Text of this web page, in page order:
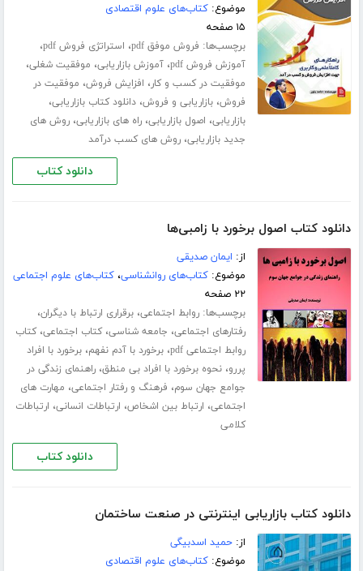
موضوع:کتاب‌های علوم اقتصادی
۱۵ صفحه
برچسب‌ها: فروش موفق pdf ، استراتژی فروش pdf ،
آموزش فروش pdf ،آموزش بازاریابی، موفقیت شغلی،
موفقیت در کسب و کار، افزایش فروش، موفقیت در
فروش،بازاریابی و فروش،دانلود کتاب بازاریابی،
بازاریابی، اصول بازاریابی،راه های بازاریابی،روش های
جدید بازاریابی،روش های کسب درآمد
دانلود کتاب
دانلود کتاب اصول برخورد با زامبی‌ها
از: ایمان صدیقی
موضوع:کتاب‌های روانشناسی،کتاب‌های علوم اجتماعی
۲۲ صفحه
برچسب‌ها:روابط اجتماعی،برقراری ارتباط با دیگران،
رفتارهای اجتماعی، جامعه شناسی،کتاب اجتماعی،کتاب
روابط اجتماعی pdf
،برخورد با آدم نفهم،برخورد با افراد
پررو،نحوه برخورد با افراد بی منطق،راهنمای زندگی در
جوامع جهان سوم، فرهنگ و رفتار اجتماعی، مهارت های
اجتماعی، ارتباط بین اشخاص، ارتباطات انسانی، ارتباطات
کلامی
دانلود کتاب
دانلود کتاب بازاریابی اینترنتی در صنعت ساختمان
از:حمید اسدبیگی
موضوع:کتاب‌های علوم اقتصادی